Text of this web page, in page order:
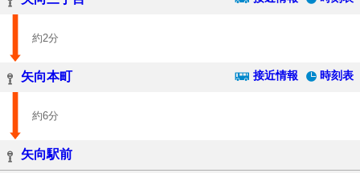
約2分
矢向本町 接近情報 時刻表
約6分
矢向駅前